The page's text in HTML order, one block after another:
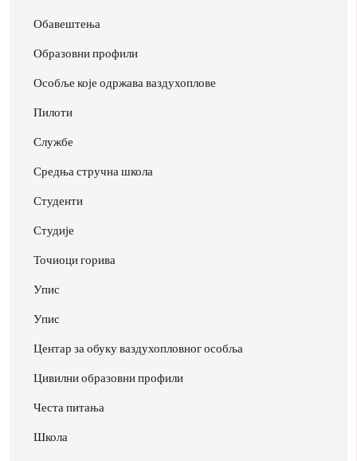
Обавештења
Образовни профили
Особље које одржава ваздухоплове
Пилоти
Службе
Средња стручна школа
Студенти
Студије
Точиоци горива
Упис
Упис
Центар за обуку ваздухопловног особља
Цивилни образовни профили
Честа питања
Школа